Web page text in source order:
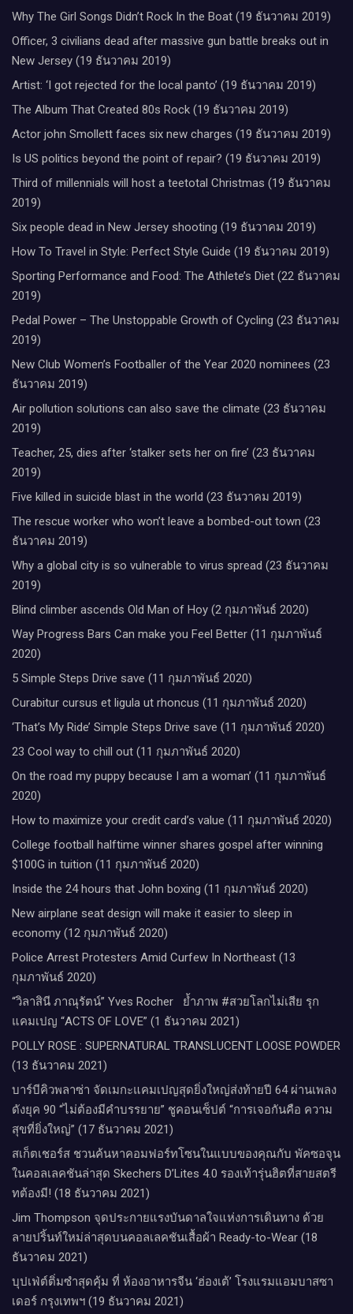
Why The Girl Songs Didn’t Rock In the Boat (19 ธันวาคม 2019)
Officer, 3 civilians dead after massive gun battle breaks out in
New Jersey (19 ธันวาคม 2019)
Artist: ‘I got rejected for the local panto’ (19 ธันวาคม 2019)
The Album That Created 80s Rock (19 ธันวาคม 2019)
Actor john Smollett faces six new charges (19 ธันวาคม 2019)
Is US politics beyond the point of repair? (19 ธันวาคม 2019)
Third of millennials will host a teetotal Christmas (19 ธันวาคม
2019)
Six people dead in New Jersey shooting (19 ธันวาคม 2019)
How To Travel in Style: Perfect Style Guide (19 ธันวาคม 2019)
Sporting Performance and Food: The Athlete’s Diet (22 ธันวาคม
2019)
Pedal Power – The Unstoppable Growth of Cycling (23 ธันวาคม
2019)
New Club Women’s Footballer of the Year 2020 nominees (23
ธันวาคม 2019)
Air pollution solutions can also save the climate (23 ธันวาคม
2019)
Teacher, 25, dies after ‘stalker sets her on fire’ (23 ธันวาคม
2019)
Five killed in suicide blast in the world (23 ธันวาคม 2019)
The rescue worker who won’t leave a bombed-out town (23
ธันวาคม 2019)
Why a global city is so vulnerable to virus spread (23 ธันวาคม
2019)
Blind climber ascends Old Man of Hoy (2 กุมภาพันธ์ 2020)
Way Progress Bars Can make you Feel Better (11 กุมภาพันธ์
2020)
5 Simple Steps Drive save (11 กุมภาพันธ์ 2020)
Curabitur cursus et ligula ut rhoncus (11 กุมภาพันธ์ 2020)
‘That’s My Ride’ Simple Steps Drive save (11 กุมภาพันธ์ 2020)
23 Cool way to chill out (11 กุมภาพันธ์ 2020)
On the road my puppy because I am a woman’ (11 กุมภาพันธ์
2020)
How to maximize your credit card’s value (11 กุมภาพันธ์ 2020)
College football halftime winner shares gospel after winning
$100G in tuition (11 กุมภาพันธ์ 2020)
Inside the 24 hours that John boxing (11 กุมภาพันธ์ 2020)
New airplane seat design will make it easier to sleep in
economy (12 กุมภาพันธ์ 2020)
Police Arrest Protesters Amid Curfew In Northeast (13
กุมภาพันธ์ 2020)
“วิลาสินี ภาณุรัตน์” Yves Rocher​ ย้ำภาพ #สวยโลกไม่เสีย รุก
แคมเปญ “ACTS OF LOVE” (1 ธันวาคม 2021)
POLLY ROSE : SUPERNATURAL TRANSLUCENT LOOSE POWDER
(13 ธันวาคม 2021)
บาร์บีคิวพลาซ่า จัดเมกะแคมเปญสุดยิ่งใหญ่ส่งท้ายปี 64 ผ่านเพลง
ดังยุค 90 “ไม่ต้องมีคำบรรยาย” ชูคอนเซ็ปต์ “การเจอกันคือ ความ
สุขที่ยิ่งใหญ่” (17 ธันวาคม 2021)
สเก็ตเชอร์ส ชวนค้นหาคอมฟอร์ทโซนในแบบของคุณกับ พัคซอจุน
ในคอลเลคชันล่าสุด Skechers D’Lites 4.0 รองเท้ารุ่นฮิตที่สายสตรี
ทต้องมี! (18 ธันวาคม 2021)
Jim Thompson จุดประกายแรงบันดาลใจแห่งการเดินทาง ด้วย
ลายปริ้นท์ใหม่ล่าสุดบนคอลเลคชันเสื้อผ้า Ready-to-Wear (18
ธันวาคม 2021)
บุปเฟ่ต์ติ่มซำสุดคุ้ม ที่ ห้อง​อาหารจีน​ ‘ฮ่องเต้’ โรงแรม​แอม​บาส​ซา​
เดอร์​ กรุงเทพฯ​ (19 ธันวาคม 2021)